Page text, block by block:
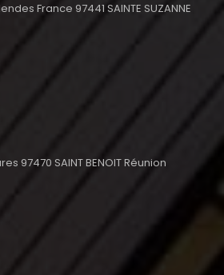
France 97441 SAINTE SUZANNE
97470 SAINT BENOIT Réunion